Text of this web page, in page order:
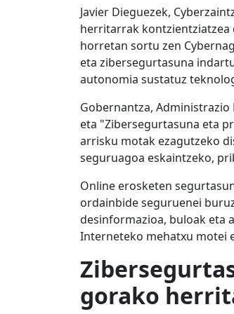
Javier Dieguezek,
herritarrak kontzientziatzea
horretan sortu zen
eta zibersegurtasuna
autonomia sustatuz
Gobernantza,
eta "Zibersegurtasuna eta
arrisku motak ezagutzeko
seguruagoa eskaintzeko,
Online erosketen
ordainbide seguruenei
desinformazioa, buloak eta
Interneteko mehatxu motei
gorako